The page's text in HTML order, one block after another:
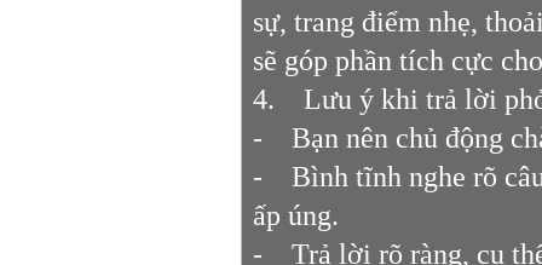
sự, trang điểm nhẹ,
sẽ góp phần tích cực
4. Lưu ý khi trả lời
- Bạn nên chủ động
- Bình tĩnh nghe rõ
ấp úng.
- Trả lời rõ ràng, cụ thể